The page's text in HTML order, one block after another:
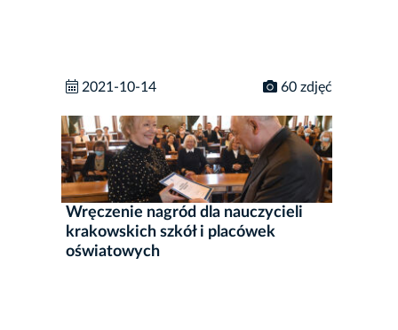
2021-10-14 60 zdjęć
Wręczenie nagród dla nauczycieli
krakowskich szkół i placówek
oświatowych